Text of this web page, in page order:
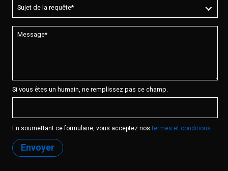
Si vous êtes un humain, ne remplissez pas ce champ.
En soumettant ce formulaire, vous acceptez nostermes et conditions
Envoyer